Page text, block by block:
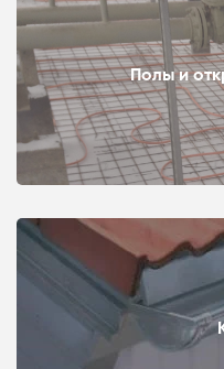
Полы и